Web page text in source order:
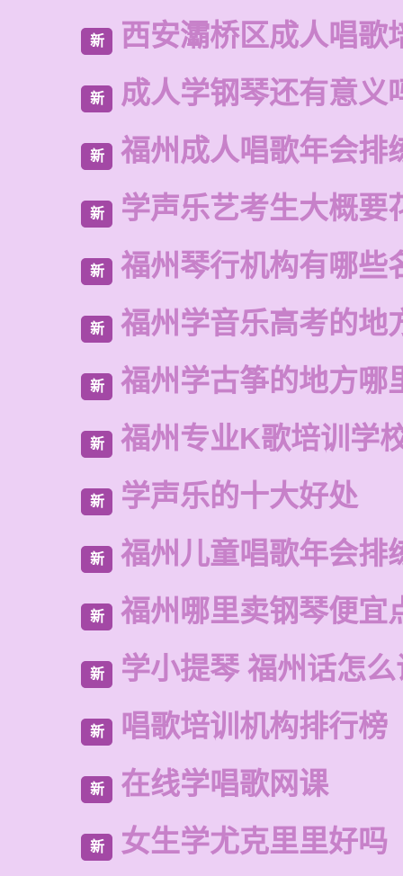
新 西安灞桥区成人唱歌
新 成人学钢琴还有意义
新 福州成人唱歌年会排
新 学声乐艺考生大概要
新 福州琴行机构有哪些
新 福州学音乐高考的地
新 福州学古筝的地方哪
新 福州专业K歌培训学
新 学声乐的十大好处
新 福州儿童唱歌年会排
新 福州哪里卖钢琴便宜
新 学小提琴 福州话怎
新 唱歌培训机构排行榜
新 在线学唱歌网课
新 女生学尤克里里好吗